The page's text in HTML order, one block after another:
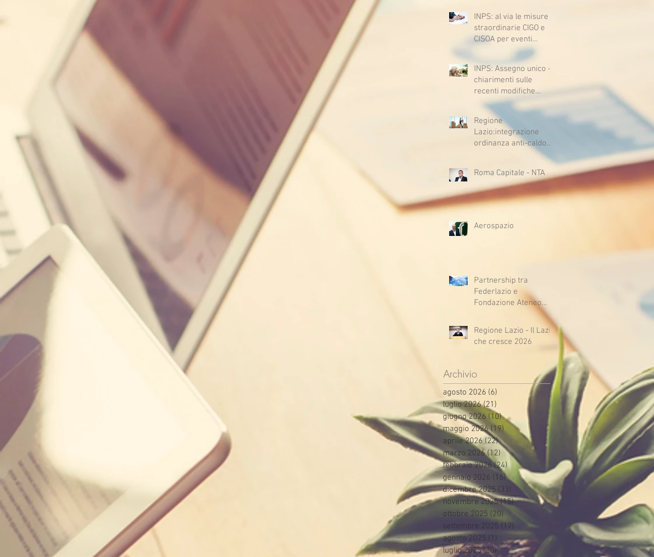
2732, 2734 e 2735)
l’ipotesi di accordo per
il rinnovo del CCNL
INPS: al via le misure
straordinarie CIGO e
CISOA per eventi
climatici eccezionali
INPS: Assegno unico –
chiarimenti sulle
recenti modifiche
legislative
Regione
Lazio:integrazione
ordinanza anti-caldo
Roma Capitale - NTA
Aerospazio
Partnership tra
Federlazio e
Fondazione Ateneo
Regione Lazio - Il Lazio
che cresce 2026
Archivio
agosto 2026 (6)
luglio 2026 (21)
giugno 2026 (10)10 post
maggio 2026 (19)19 post
aprile 2026 (22)22 post
marzo 2026 (12) 12 post
febbraio 2026 (24)24 post
gennaio 2026 (16)16 post
dicembre 2025 (33) 33 post
novembre 2025 (15)15 post
ottobre 2025 (20)
settembre 2025 (17) 17 post
agosto 2025 (1) 1 post
luglio 2025 (30)30 post